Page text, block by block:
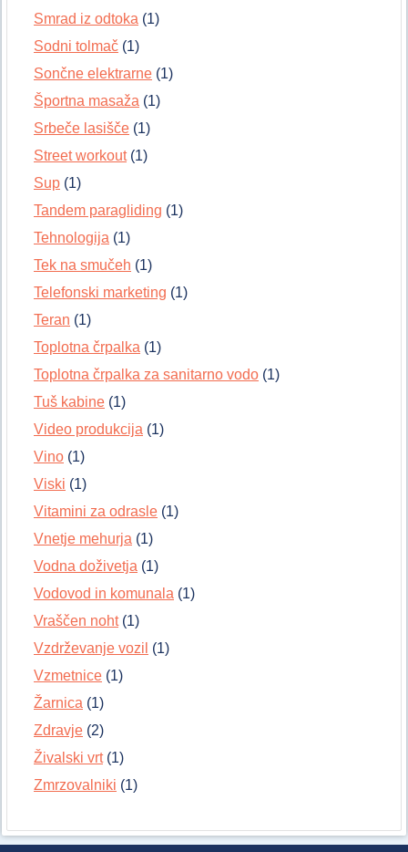
Smrad iz odtoka (1)
Sodni tolmač (1)
Sončne elektrarne (1)
Športna masaža (1)
Srbeče lasišče (1)
Street workout(1)
Sup (1)
Tandem paragliding (1)
Tehnologija (1)
Tek na smučeh (1)
Telefonski marketing (1)
Teran (1)
Toplotna črpalka (1)
Toplotna črpalka za sanitarno vodo (1)
Tuš kabine (1)
Video produkcija (1)
Vino (1)
Viski (1)
Vitamini za odrasle (1)
Vnetje mehurja (1)
Vodna doživetja (1)
Vodovod in komunala (1)
Vraščen noht(1)
Vzdrževanje vozil (1)
Vzmetnice (1)
Žarnica (1)
Zdravje (2)
Živalski vrt(1)
Zmrzovalniki (1)